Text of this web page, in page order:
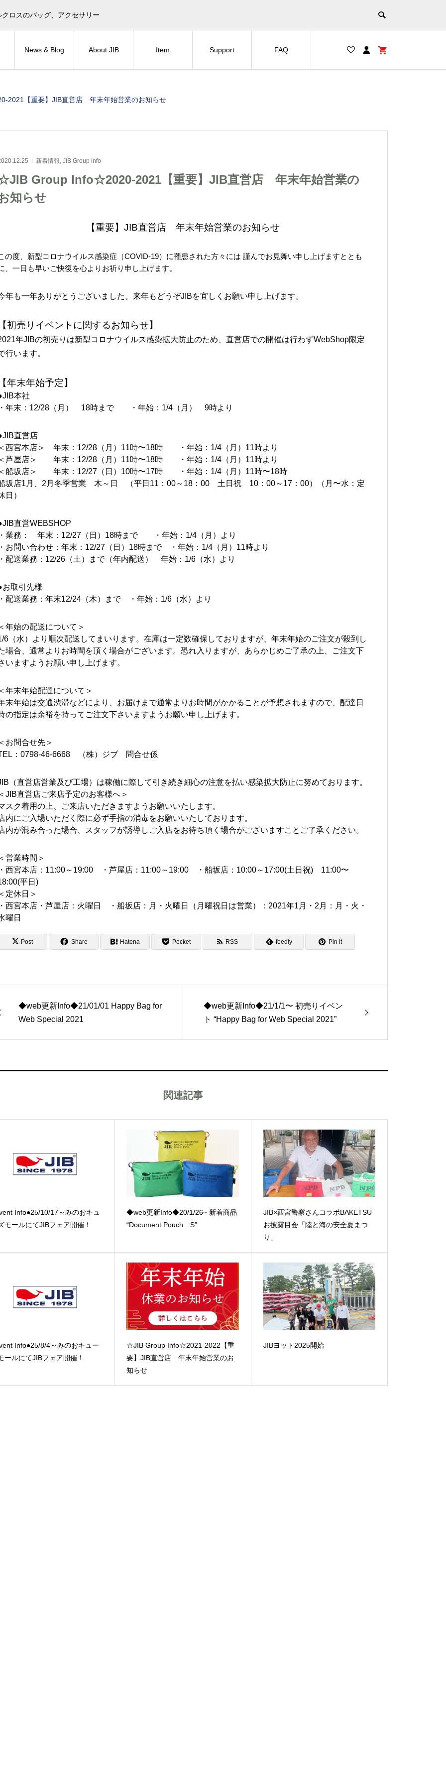
ロスのバッグ、アクセサリー
News & Blog About JIB Item Support FAQ
2021【重要】JIB直営店 年末年始営業のお知らせ
新着情報, JIB Group info
Group Info☆2020-2021【重要】JIB直営店 年末年始営業の
知らせ
【重要】JIB直営店 年末年始営業のお知らせ
の度、新型コロナウイルス感染症（COVID-19）に罹患された方々には 謹んでお見舞い申し上げますととも
、一日も早いご快復を心よりお祈り申し上げます。
年も一年ありがとうございました。来年もどうぞJIBを宜しくお願い申し上げます。
初売りイベントに関するお知らせ】
年JIBの初売りは新型コロナウイルス感染拡大防止のため、直営店での開催は行わずWebShop限定
行います。
年末年始予定 】
本社
年末：12/28（月） 18時まで ・年始：1/4（月） 9時より
直営店
西宮本店＞ 年末：12/28（月）11時〜18時 ・年始：1/4（月）11時より
芦屋店＞ 年末：12/28（月）11時〜18時 ・年始：1/4（月）11時より
船坂店＞ 年末：12/27（日）10時〜17時 ・年始：1/4（月）11時〜18時
坂店1月、2月冬季営業 木～日 （平日11：00～18：00 土日祝 10：00～17：00）（月〜水：定
日）
直営WEBSHOP
業務： 年末：12/27（日）18時まで ・年始：1/4（月）より
お問い合わせ：年末：12/27（日）18時まで ・年始：1/4（月）11時より
配送業務：12/26（土）まで（年内配送） 年始：1/6（水）より
お取引先様
配送業務：年末12/24（木）まで ・年始：1/6（水）より
年始の配送について＞
6（水）より順次配送してまいります。在庫は一定数確保しておりますが、年末年始のご注文が殺到し
場合、通常よりお時間を頂く場合がございます。恐れ入りますが、あらかじめご了承の上、ご注文下
いますようお願い申し上げます。
年末年始配達について＞
末年始は交通渋滞などにより、お届けまで通常よりお時間がかかることが予想されますので、配達日
の指定は余裕を持ってご注文下さいますようお願い申し上げます。
お問合せ先＞
：0798-46-6668 （株）ジブ 問合せ係
（直営店営業及び工場）は稼働に際して引き続き細心の注意を払い感染拡大防止に努めております。
JIB直営店ご来店予定のお客様へ＞
スク着用の上、ご来店いただきますようお願いいたします。
内にご入場いただく際に必ず手指の消毒をお願いいたしております。
内が混み合った場合、スタッフが誘導しご入店をお待ち頂く場合がございますことご了承ください。
営業時間＞
西宮本店：11:00～19:00 ・芦屋店：11:00～19:00 ・船坂店：10:00～17:00(土日祝) 11:00〜
平日)
定休日＞
西宮本店・芦屋店：火曜日 ・船坂店：月・火曜日（月曜祝日は営業）：2021年1月・2月：月・火・
曜日
Post Share Hatena Pocket RSS feedly Pin it
◆web更新Info◆21/01/01 Happy Bag for
Web Special 2021
◆web更新Info◆21/1/1〜 初売りイベン
ト “Happy Bag for Web Special 2021”
関連記事
Info●25/10/17～みのおキュ
モールにてJIBフェア開催！
◆web更新Info◆20/1/26~ 新着商品
“Document Pouch S”
JIB×西宮警察さんコラボBAKETSU
お披露目会「陸と海の安全夏まつ
り」
Info●25/8/4～みのおキュー
ールにてJIBフェア開催！
☆JIB Group Info☆2021-2022【重
要】JIB直営店 年末年始営業のお
知らせ
JIBヨット2025開始